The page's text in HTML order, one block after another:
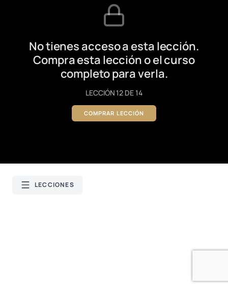
No tienes acceso a esta lección.
Compra esta lección o el curso
completo para verla.
LECCIÓN 12 DE 14
COMPRAR LECCIÓN
LECCIONES